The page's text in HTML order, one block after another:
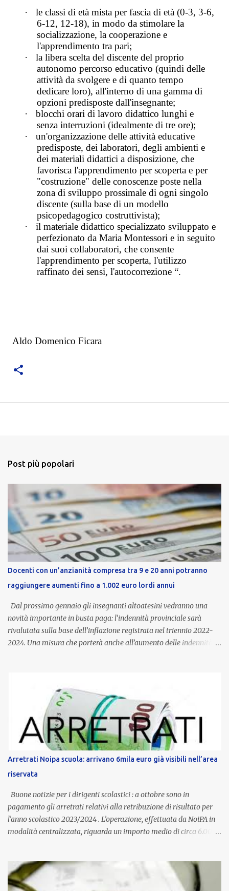
·
le classi di età mista per fascia di età (0-3, 3-6,
6-12, 12-18), in modo da stimolare la
socializzazione, la cooperazione e
l'apprendimento tra pari;
·
la libera scelta del discente del proprio
autonomo percorso educativo (quindi delle
attività da svolgere e di quanto tempo
dedicare loro), all'interno di una gamma di
opzioni predisposte dall'insegnante;
·
blocchi orari di lavoro didattico lunghi e
senza interruzioni (idealmente di tre ore);
·
un'organizzazione delle attività educative
predisposte, dei laboratori, degli ambienti e
dei materiali didattici a disposizione, che
favorisca l'apprendimento per scoperta e per
"costruzione" delle conoscenze poste nella
zona di sviluppo prossimale di ogni singolo
discente (sulla base di un modello
psicopedagogico costruttivista);
·
il materiale didattico specializzato sviluppato e
perfezionato da Maria Montessori e in seguito
dai suoi collaboratori, che consente
l'apprendimento per scoperta, l'utilizzo
raffinato dei sensi, l'autocorrezione “.
Aldo Domenico Ficara
Post più popolari
Docenti con un’anzianità compresa tra 9 e 20 anni potranno
raggiungere aumenti fino a 1.002 euro lordi annui
Dal prossimo gennaio gli insegnanti altoatesini vedranno una
novità importante in busta paga: l’indennità provinciale sarà
rivalutata sulla base dell’inflazione registrata nel triennio 2022-
2024. Una misura che porterà anche all’aumento delle indennità di
dedicato alle donne vittime di violenza di genere, in linea con la
normativa nazionale e con l’obiettivo di offrire maggiore tutela e
supporto in situazioni delicate. L’indennità provinciale per i docenti
è un unicum in Italia: si tratta di una misura esclusiva della
Provincia autonoma di Bolzano, che integra in maniera stabile lo
stipendio nazionale grazie alle prerogative garantite
dall’autonomia locale. Non è un bonus temporaneo né un
compenso accessorio, ma una voce strutturale di retribuzione,
aggiornata periodicamente in base al cost...
Arretrati Noipa scuola: arrivano 6mila euro già visibili nell’area
riservata
Buone notizie per i dirigenti scolastici : a ottobre sono in
pagamento gli arretrati relativi alla retribuzione di risultato per
l’anno scolastico 2023/2024 . L’operazione, effettuata da NoiPA in
modalità centralizzata, riguarda un importo medio di circa 6.000
ordinaria di ottobre . Cos’è la retribuzione di risultato La
retribuzione di risultato rappresenta la parte variabile dello